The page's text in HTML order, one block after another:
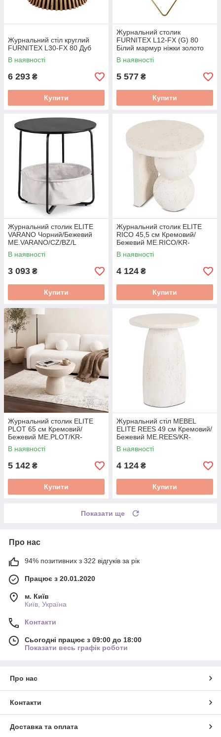
Журнальний стіл круглий
FURNITEX L30-FX 80 Дуб
В наявності
6 293 ₴
Купити
Журнальний столик
FURNITEX L12-FX (G) 80
Білий мармур ніжки золото
В наявності
5 577 ₴
Купити
Журнальний столик ELITE
VARANO Чорний/Бежевий
ME.VARANO/CZ/BZ/L
В наявності
3 093 ₴
Купити
Журнальний столик ELITE
RICO 45,5 см Кремовий/
Бежевий ME.RICO/KR-
BZ/MGO/L
В наявності
4 124 ₴
Купити
Журнальний столик ELITE
PLOT 65 см Кремовий/
Бежевий ME.PLOT/KR-
BZ/MGO/L
В наявності
5 142 ₴
Купити
Журнальний стіл MEBEL
ELITE REES 49 см Кремовий/
Бежевий ME.REES/KR-
BZ/MGO/L
В наявності
4 124 ₴
Купити
Показати ще
Про нас
94% позитивних з 322 відгуків за рік
Працює з 20.01.2020
м. Київ
Київ, Україна
Контакти
Сьогодні працює з 09:00 до 18:00
Показати весь графік роботи
Про нас
Контакти
Доставка та оплата